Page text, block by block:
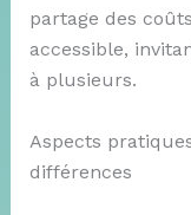
partage des
accessible,
à plusieurs.
Aspects
différences